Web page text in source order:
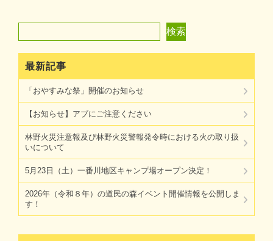
検索
最新記事
「おやすみな祭」開催のお知らせ
【お知らせ】アブにご注意ください
林野火災注意報及び林野火災警報発令時における火の取り扱
いについて
5月23日（土）一番川地区キャンプ場オープン決定！
2026年（令和８年）の道民の森イベント開催情報を公開しま
す！